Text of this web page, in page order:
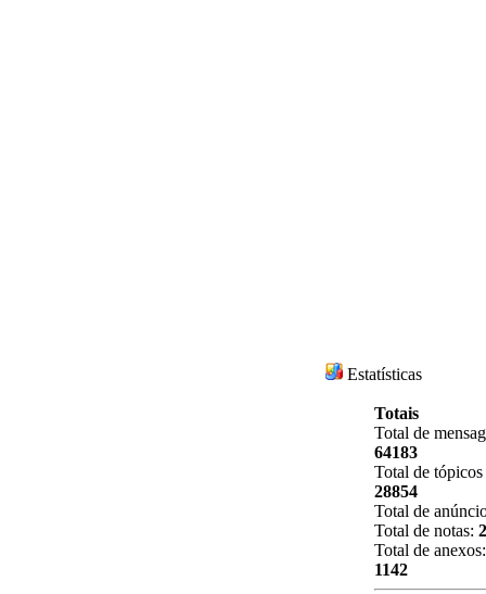
Estatísticas
Totais
Total de
64183
Total de tópicos
28854
Total de
Total de notas:
Total de anexos:
1142